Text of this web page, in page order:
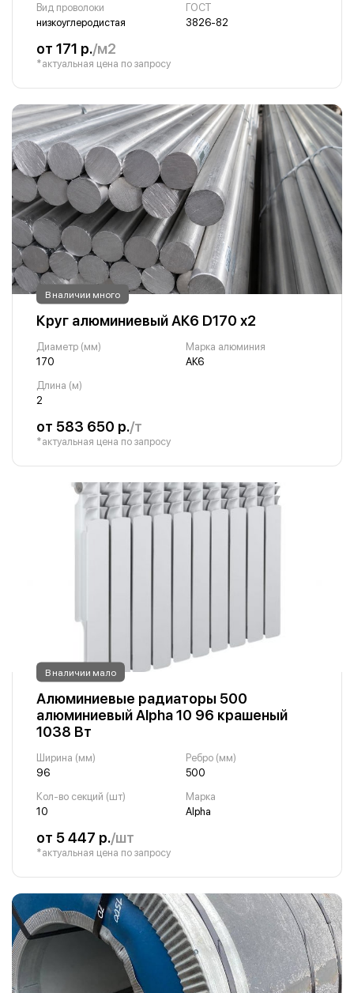
Вид проволоки
низкоуглеродистая
ГОСТ
3826-82
от 171 р./м2
*актуальная цена по запросу
В наличии много
Круг алюминиевый АК6 D170 х2
Диаметр (мм)
170
Марка алюминия
АК6
Длина (м)
2
от 583 650 р./т
*актуальная цена по запросу
В наличии мало
Алюминиевые радиаторы 500
алюминиевый Alpha 10 96 крашеный
1038 Вт
Ширина (мм)
96
Ребро (мм)
500
Кол-во секций (шт)
10
Марка
Alpha
от 5 447 р./шт
*актуальная цена по запросу